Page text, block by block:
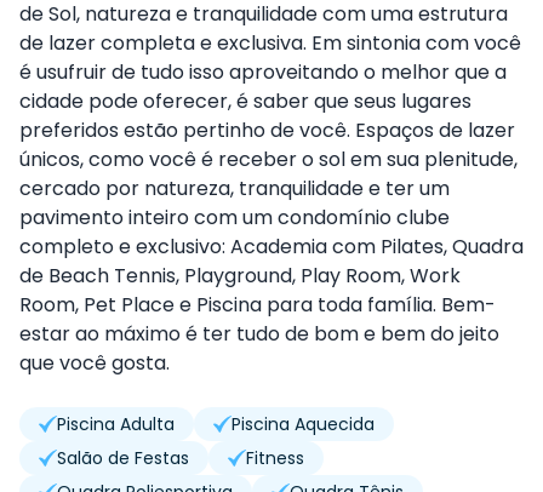
de Sol, natureza e tranquilidade com uma estrutura
de lazer completa e exclusiva. Em sintonia com você
é usufruir de tudo isso aproveitando o melhor que a
cidade pode oferecer, é saber que seus lugares
preferidos estão pertinho de você. Espaços de lazer
únicos, como você é receber o sol em sua plenitude,
cercado por natureza, tranquilidade e ter um
pavimento inteiro com um condomínio clube
completo e exclusivo: Academia com Pilates, Quadra
de Beach Tennis, Playground, Play Room, Work
Room, Pet Place e Piscina para toda família. Bem-
estar ao máximo é ter tudo de bom e bem do jeito
que você gosta.
Piscina Adulta
Piscina Aquecida
Salão de Festas
Fitness